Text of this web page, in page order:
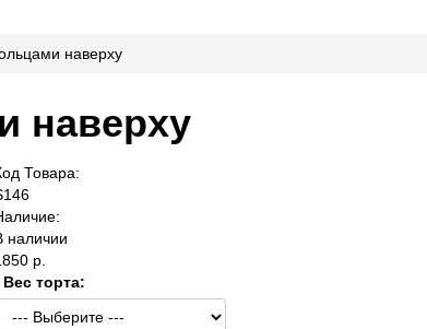
наверху
наверху
Товара:
наличии
р.
Вес торта: